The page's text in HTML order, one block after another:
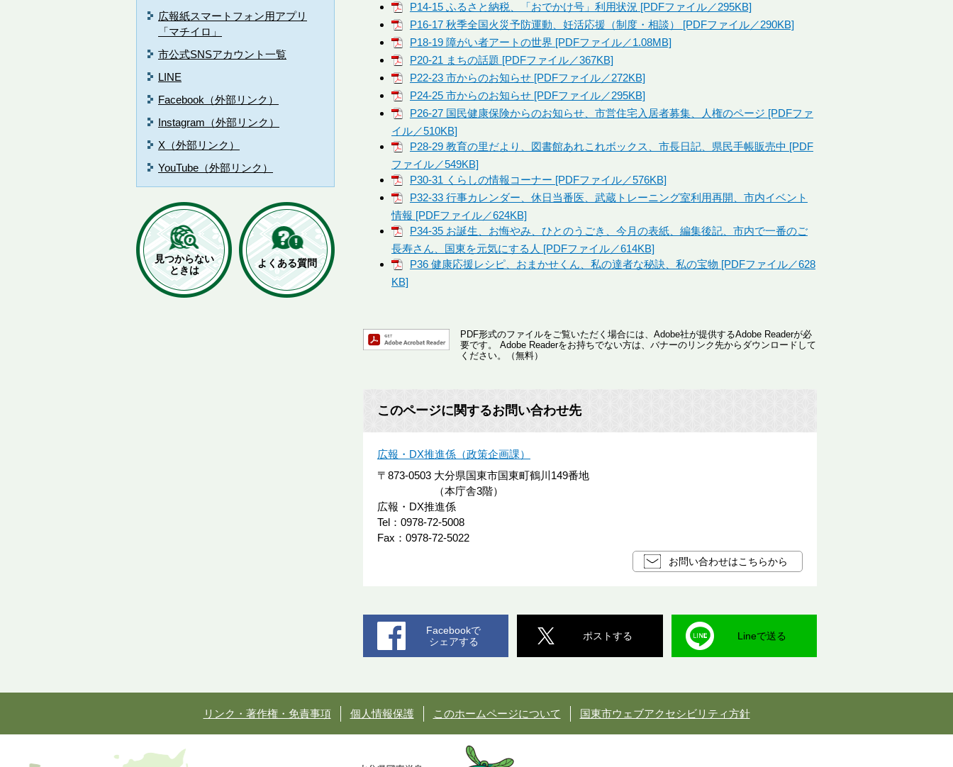
P14-15 ふるさと納税、「おでかけ号」利用状況 [PDFファイル／295KB]
P16-17 秋季全国火災予防運動、妊活応援（制度・相談） [PDFファイル／290KB]
P18-19 障がい者アートの世界 [PDFファイル／1.08MB]
P20-21 まちの話題 [PDFファイル／367KB]
P22-23 市からのお知らせ [PDFファイル／272KB]
P24-25 市からのお知らせ [PDFファイル／295KB]
P26-27 国民健康保険からのお知らせ、市営住宅入居者募集、人権のページ [PDFファ
イル／510KB]
P28-29 教育の里だより、図書館あれこれボックス、市長日記、県民手帳販売中 [PDF
ファイル／549KB]
P30-31 くらしの情報コーナー [PDFファイル／576KB]
P32-33 行事カレンダー、休日当番医、武蔵トレーニング室利用再開、市内イベント
情報 [PDFファイル／624KB]
P34-35 お誕生、お悔やみ、ひとのうごき、今月の表紙、編集後記、市内で一番のご
長寿さん、国東を元気にする人 [PDFファイル／614KB]
P36 健康応援レシピ、おまかせくん、私の達者な秘訣、私の宝物 [PDFファイル／628
KB]
PDF形式のファイルをご覧いただく場合には、Adobe社が提供するAdobe Readerが必
要です。
Adobe Readerをお持ちでない方は、バナーのリンク先からダウンロードして
ください。（無料）
このページに関するお問い合わせ先
広報・DX推進係（政策企画課）
〒873-0503 大分県国東市国東町鶴川149番地
（本庁舎3階）
広報・DX推進係
Tel：0978-72-5008
Fax：0978-72-5022
お問い合わせはこちらから
Facebookで
シェアする
ポストする Lineで送る
広報紙スマートフォン用アプリ
「マチイロ」
市公式SNSアカウント一覧
LINE
Facebook（外部リンク）
Instagram（外部リンク）
X（外部リンク）
YouTube（外部リンク）
見つからない
ときは
よくある質問
リンク・著作権・免責事項 個人情報保護 このホームページについて 国東市ウェブアクセシビリティ方針